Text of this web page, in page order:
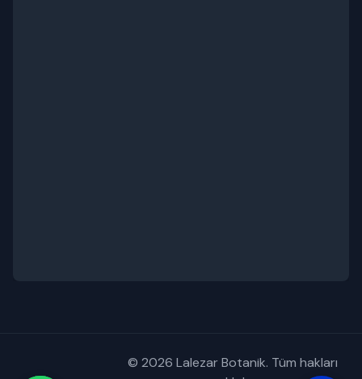
© 2026 Lalezar Botanik. Tüm hakları